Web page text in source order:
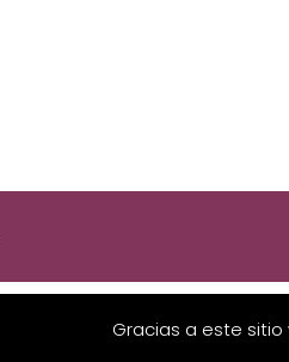
Gracias a este